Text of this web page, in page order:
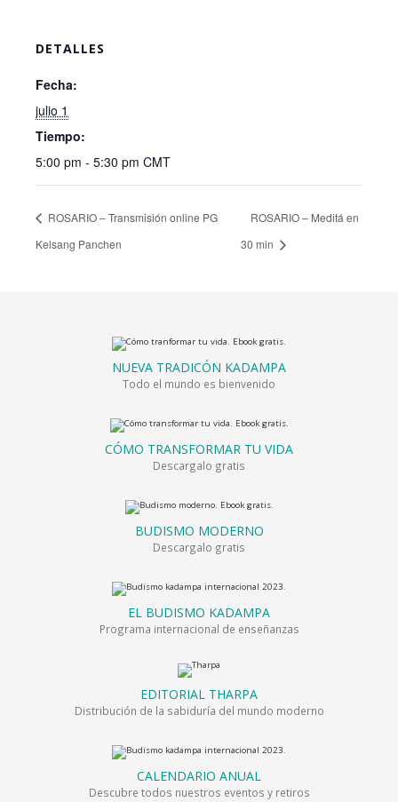
DETALLES
Fecha:
julio 1
Tiempo:
5:00 pm - 5:30 pm CMT
ROSARIO – Transmisión online PG
Kelsang Panchen
ROSARIO – Meditá en
30 min
NUEVA TRADICÓN KADAMPA
Todo el mundo es bienvenido
CÓMO TRANSFORMAR TU VIDA
Descargalo gratis
BUDISMO MODERNO
Descargalo gratis
EL BUDISMO KADAMPA
Programa internacional de enseñanzas
EDITORIAL THARPA
Distribución de la sabiduría del mundo moderno
CALENDARIO ANUAL
Descubre todos nuestros eventos y retiros